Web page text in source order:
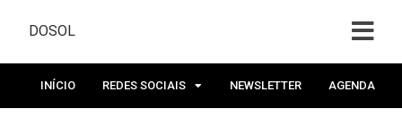
DOSOL
INÍCIO REDES SOCIAIS NEWSLETTER AGENDA